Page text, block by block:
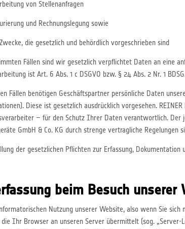
von Stellenanfragen
und Rechnungslegung sowie
die gesetzlich und behördlich vorgeschrieben sind
Fällen sind wir gesetzlich verpflichtet Daten an eine
ist Art. 6 Abs. 1 c DSGVO bzw. § 24 Abs. 2 Nr. 1
Fällen benötigen Geschäftspartner persönliche Daten
Diese ist gesetzlich ausdrücklich vorgesehen.
– für den Schutz Ihrer Daten verantwortlich. Der
GmbH & Co. KG durch strenge vertragliche Regelungen
der gesetzlichen Pflichten zur Erfassung, Dokumentation
beim Besuch unserer
Nutzung unserer Website, also wenn Sie
die Ihr Browser an unseren Server übermittelt (sog.